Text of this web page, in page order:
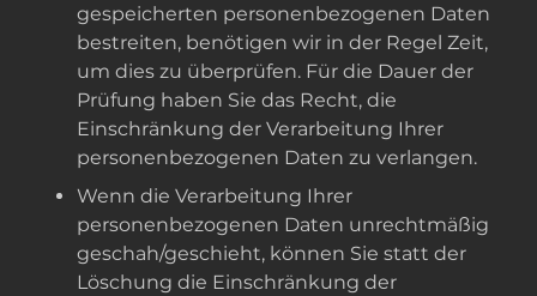
gespeicherten personenbezogenen Daten
bestreiten, benötigen wir in der Regel Zeit,
um dies zu überprüfen. Für die Dauer der
Prüfung haben Sie das Recht, die
Einschränkung der Verarbeitung Ihrer
personenbezogenen Daten zu verlangen.
Wenn die Verarbeitung Ihrer
personenbezogenen Daten unrechtmäßig
geschah/geschieht, können Sie statt der
Löschung die Einschränkung der